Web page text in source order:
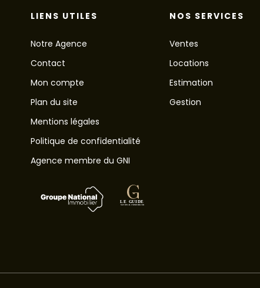
LIENS UTILES
Notre Agence
Contact
Mon compte
Plan du site
Mentions légales
Politique de confidentialité
Agence membre du GNI
NOS SERVICES
Ventes
Locations
Estimation
Gestion